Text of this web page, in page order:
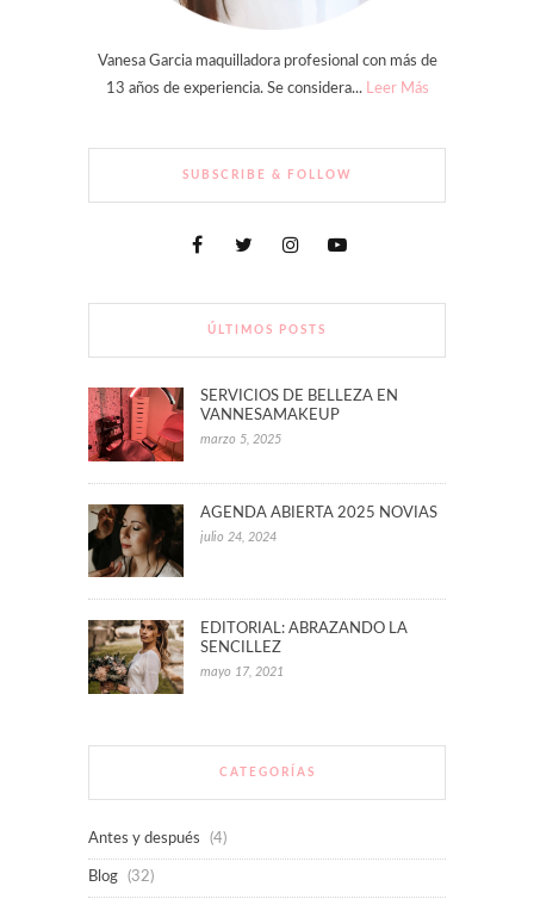
Vanesa Garcia maquilladora profesional con más de
13 años de experiencia. Se considera... Leer Más
SUBSCRIBE & FOLLOW
ÚLTIMOS POSTS
SERVICIOS DE BELLEZA EN
VANNESAMAKEUP
marzo 5, 2025
AGENDA ABIERTA 2025 NOVIAS
julio 24, 2024
EDITORIAL: ABRAZANDO LA
SENCILLEZ
mayo 17, 2021
CATEGORÍAS
Antes y después (4)
Blog (32)